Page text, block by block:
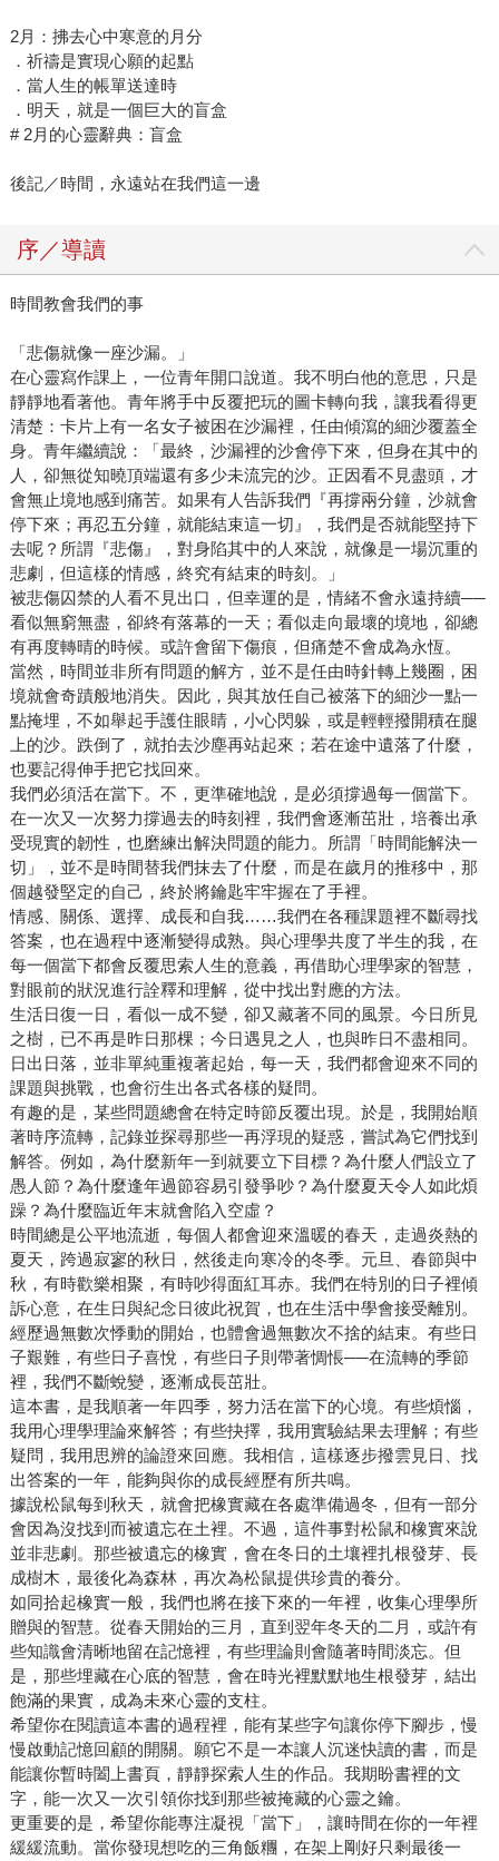
2月：拂去心中寒意的月分
．祈禱是實現心願的起點
．當人生的帳單送達時
．明天，就是一個巨大的盲盒
# 2月的心靈辭典：盲盒
後記／時間，永遠站在我們這一邊
序／導讀
時間教會我們的事
「悲傷就像一座沙漏。」
在心靈寫作課上，一位青年開口說道。我不明白他的意思，只是
靜靜地看著他。青年將手中反覆把玩的圖卡轉向我，讓我看得更
清楚：卡片上有一名女子被困在沙漏裡，任由傾瀉的細沙覆蓋全
身。青年繼續說：「最終，沙漏裡的沙會停下來，但身在其中的
人，卻無從知曉頂端還有多少未流完的沙。正因看不見盡頭，才
會無止境地感到痛苦。如果有人告訴我們『再撐兩分鐘，沙就會
停下來；再忍五分鐘，就能結束這一切』，我們是否就能堅持下
去呢？所謂『悲傷』，對身陷其中的人來說，就像是一場沉重的
悲劇，但這樣的情感，終究有結束的時刻。」
被悲傷囚禁的人看不見出口，但幸運的是，情緒不會永遠持續──
看似無窮無盡，卻終有落幕的一天；看似走向最壞的境地，卻總
有再度轉晴的時候。或許會留下傷痕，但痛楚不會成為永恆。
當然，時間並非所有問題的解方，並不是任由時針轉上幾圈，困
境就會奇蹟般地消失。因此，與其放任自己被落下的細沙一點一
點掩埋，不如舉起手護住眼睛，小心閃躲，或是輕輕撥開積在腿
上的沙。跌倒了，就拍去沙塵再站起來；若在途中遺落了什麼，
也要記得伸手把它找回來。
我們必須活在當下。不，更準確地說，是必須撐過每一個當下。
在一次又一次努力撐過去的時刻裡，我們會逐漸茁壯，培養出承
受現實的韌性，也磨練出解決問題的能力。所謂「時間能解決一
切」，並不是時間替我們抹去了什麼，而是在歲月的推移中，那
個越發堅定的自己，終於將鑰匙牢牢握在了手裡。
情感、關係、選擇、成長和自我……我們在各種課題裡不斷尋找
答案，也在過程中逐漸變得成熟。與心理學共度了半生的我，在
每一個當下都會反覆思索人生的意義，再借助心理學家的智慧，
對眼前的狀況進行詮釋和理解，從中找出對應的方法。
生活日復一日，看似一成不變，卻又藏著不同的風景。今日所見
之樹，已不再是昨日那棵；今日遇見之人，也與昨日不盡相同。
日出日落，並非單純重複著起始，每一天，我們都會迎來不同的
課題與挑戰，也會衍生出各式各樣的疑問。
有趣的是，某些問題總會在特定時節反覆出現。於是，我開始順
著時序流轉，記錄並探尋那些一再浮現的疑惑，嘗試為它們找到
解答。例如，為什麼新年一到就要立下目標？為什麼人們設立了
愚人節？為什麼逢年過節容易引發爭吵？為什麼夏天令人如此煩
躁？為什麼臨近年末就會陷入空虛？
時間總是公平地流逝，每個人都會迎來溫暖的春天，走過炎熱的
夏天，跨過寂寥的秋日，然後走向寒冷的冬季。元旦、春節與中
秋，有時歡樂相聚，有時吵得面紅耳赤。我們在特別的日子裡傾
訴心意，在生日與紀念日彼此祝賀，也在生活中學會接受離別。
經歷過無數次悸動的開始，也體會過無數次不捨的結束。有些日
子艱難，有些日子喜悅，有些日子則帶著惆悵──在流轉的季節
裡，我們不斷蛻變，逐漸成長茁壯。
這本書，是我順著一年四季，努力活在當下的心境。有些煩惱，
我用心理學理論來解答；有些抉擇，我用實驗結果去理解；有些
疑問，我用思辨的論證來回應。我相信，這樣逐步撥雲見日、找
出答案的一年，能夠與你的成長經歷有所共鳴。
據說松鼠每到秋天，就會把橡實藏在各處準備過冬，但有一部分
會因為沒找到而被遺忘在土裡。不過，這件事對松鼠和橡實來說
並非悲劇。那些被遺忘的橡實，會在冬日的土壤裡扎根發芽、長
成樹木，最後化為森林，再次為松鼠提供珍貴的養分。
如同拾起橡實一般，我們也將在接下來的一年裡，收集心理學所
贈與的智慧。從春天開始的三月，直到翌年冬天的二月，或許有
些知識會清晰地留在記憶裡，有些理論則會隨著時間淡忘。但
是，那些埋藏在心底的智慧，會在時光裡默默地生根發芽，結出
飽滿的果實，成為未來心靈的支柱。
希望你在閱讀這本書的過程裡，能有某些字句讓你停下腳步，慢
慢啟動記憶回顧的開關。願它不是一本讓人沉迷快讀的書，而是
能讓你暫時闔上書頁，靜靜探索人生的作品。我期盼書裡的文
字，能一次又一次引領你找到那些被掩藏的心靈之鑰。
更重要的是，希望你能專注凝視「當下」，讓時間在你的一年裡
緩緩流動。當你發現想吃的三角飯糰，在架上剛好只剩最後一